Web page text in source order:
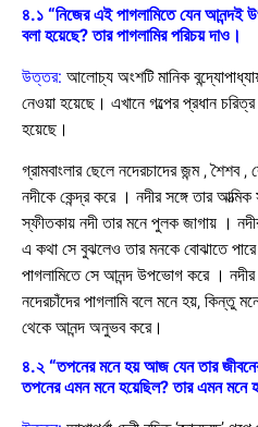
৪.১ “নিজের এই পাগলামিতে যেন আনন্দই
বলা হয়েছে? তার পাগলামির পরিচয় দাও।
উত্তর: আলোচ্য অংশটি মানিক
নেওয়া হয়েছে। এখানে গল্পের প্রধান
হয়েছে।
গ্রামবাংলার ছেলে নদেরচাদের জন্ম ,
নদীকে কেন্দ্র করে । নদীর সঙ্গে তার আত্মিক
স্ফীতকায় নদী তার মনে পুলক জাগায় ।
এ কথা সে বুঝলেও তার মনকে বোঝাতে
পাগলামিতে সে আনন্দ উপভোগ করে ।
নদেরচাঁদের পাগলামি বলে মনে হয়, কিন্তু
থেকে আনন্দ অনুভব করে।
৪.২ “তপনের মনে হয় আজ যেন তার
তপনের এমন মনে হয়েছিল? তার এমন মনে